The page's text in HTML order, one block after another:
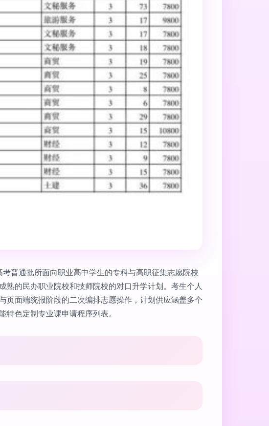
普通批所面向职业高中学生的专科与高职征集志愿院校
的民办职业院校和技师院校的对口升学计划。考生个人
页面端统报阶段的二次编排志愿操作，计划供应涵盖多个
色定制专业课申请程序列表。